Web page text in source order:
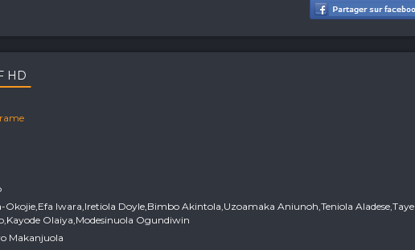
HD
Okojie,Efa Iwara,Iretiola Doyle,Bimbo Akintola,Uzoamaka Aniunoh,Teniola Aladese,Taye
Olaiya,Modesinuola Ogundiwin
Makanjuola